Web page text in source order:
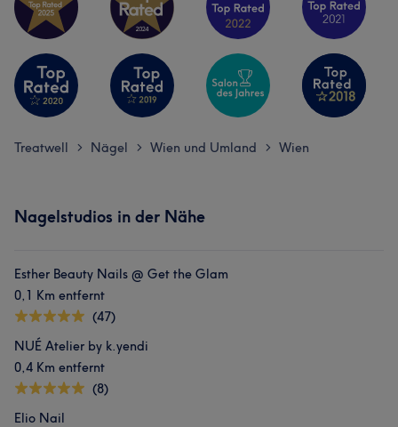
Treatwell > Nägel > Wien und Umland > Wien
Nagelstudios in der Nähe
Esther Beauty Nails @ Get the Glam
0,1 Km entfernt
(47)
NUÉ Atelier by k.yendi
0,4 Km entfernt
(8)
Elio Nail